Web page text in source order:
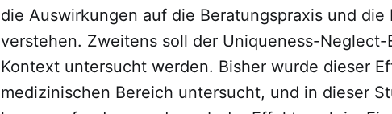
die Auswirkungen auf die Beratungspraxis und die
verstehen. Zweitens soll der Uniqueness-
Kontext untersucht werden. Bisher wurde dieser
medizinischen Bereich untersucht, und in dieser